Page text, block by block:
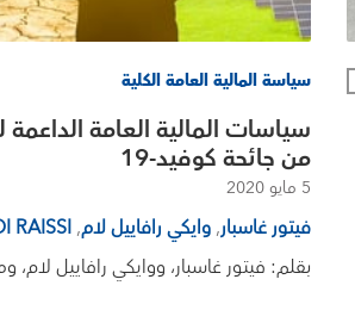
سياسة المالية العامة الكلية
سياسات المالية العامة الداعمة
من جائحة كوفيد-19
5 مايو 2020
فيتور غاسبار,وايكي رافاييل لام,
RAISSI
بقلم: فيتور غاسبار، ووايكي رافاييل